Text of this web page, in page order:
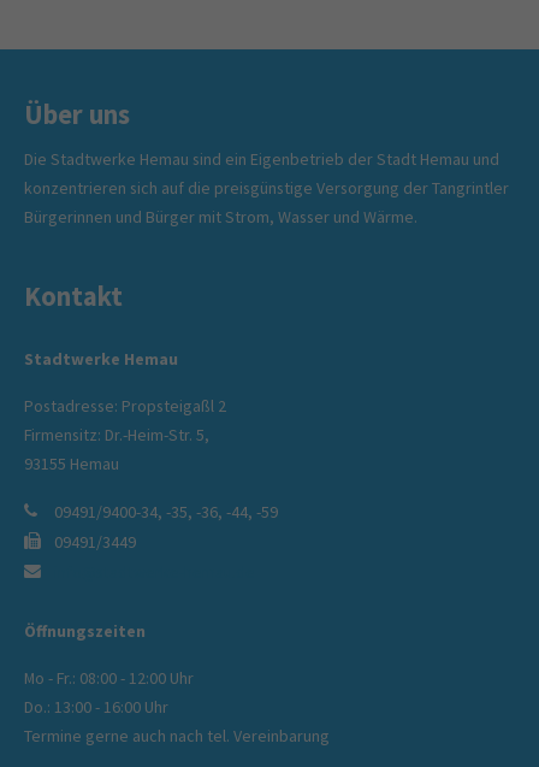
Über uns
Die Stadtwerke Hemau sind ein Eigenbetrieb der Stadt Hemau und
konzentrieren sich auf die preisgünstige Versorgung der Tangrintler
Bürgerinnen und Bürger mit Strom, Wasser und Wärme.
Kontakt
Stadtwerke Hemau
Postadresse: Propsteigaßl 2
Firmensitz: Dr.-Heim-Str. 5,
93155 Hemau
09491/9400-34, -35, -36, -44, -59
09491/3449
Öffnungszeiten
Mo - Fr.: 08:00 - 12:00 Uhr
Do.: 13:00 - 16:00 Uhr
Termine gerne auch nach tel. Vereinbarung